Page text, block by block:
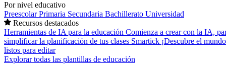
Por nivel educativo
PreescolarPrimaria Secundaria Bachillerato Universidad
Recursos destacados
Herramientas de IA para la educación Comienza a crear con la IA,
simplificar la planificación de tus clases Smartick ¡Descubre el
listos para editar
Explorar todas las plantillas de educación